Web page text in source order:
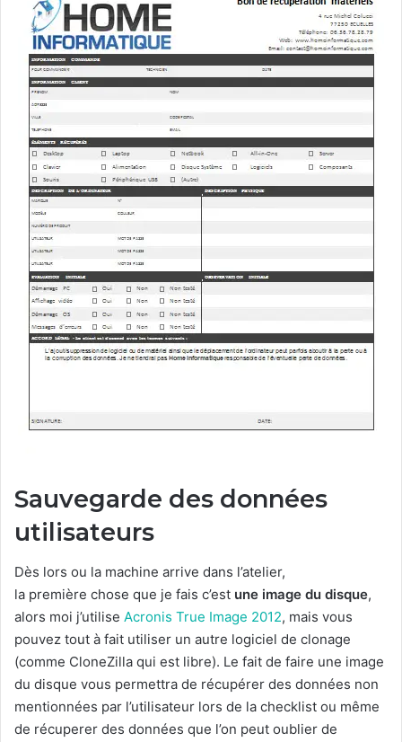
Sauvegarde des données
utilisateurs
Dès lors ou la machine arrive dans l’atelier,
la première chose que je fais c’est une image du disque,
alors moi j’utilise Acronis True Image 2012, mais vous
pouvez tout à fait utiliser un autre logiciel de clonage
(comme CloneZilla qui est libre). Le fait de faire une image
du disque vous permettra de récupérer des données non
mentionnées par l’utilisateur lors de la checklist ou même
de récuperer des données que l’on peut oublier de